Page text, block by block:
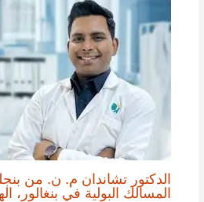
الدكتور تشاندان م. ن. من
المسالك البولية في بنغالور،